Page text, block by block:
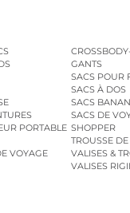
GANTS
SACS POUR
SACS À DOS
SACS
SACS DE
PORTABLE SHOPPER
TROUSSE DE
VOYAGE
VALISES &
VALISES